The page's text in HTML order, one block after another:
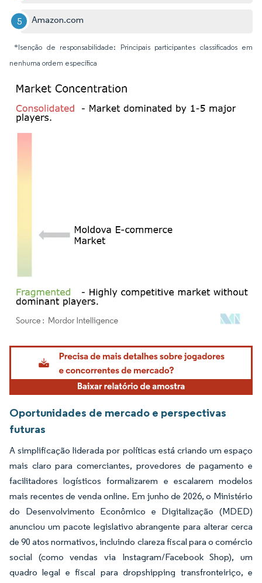
Amazon.com
*Isenção de responsabilidade: Principais participantes classificados em
nenhuma ordem específica
Imagem © Mordor Intelligence. O reuso requer atribuição conforme CC BY 4.0.
Oportunidades de mercado e perspectivas
futuras
A simplificação liderada por políticas está criando um espaço
mais claro para comerciantes, provedores de pagamento e
facilitadores logísticos formalizarem e escalarem modelos
mais recentes de venda online. Em junho de 2026, o Ministério
do Desenvolvimento Econômico e Digitalização (MDED)
anunciou um pacote legislativo abrangente para alterar cerca
de 90 atos normativos, incluindo clareza fiscal para o comércio
social (como vendas via Instagram/Facebook Shop), um
quadro legal e fiscal para dropshipping transfronteiriço, e